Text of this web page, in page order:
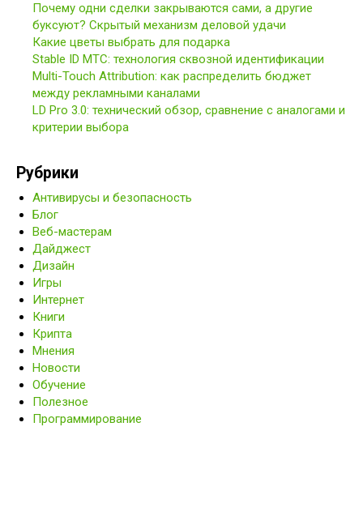
Почему одни сделки закрываются сами, а другие
буксуют? Скрытый механизм деловой удачи
Какие цветы выбрать для подарка
Stable ID МТС: технология сквозной идентификации
Multi-Touch Attribution: как распределить бюджет
между рекламными каналами
LD Pro 3.0: технический обзор, сравнение с аналогами и
критерии выбора
Рубрики
Антивирусы и безопасность
Блог
Веб-мастерам
Дайджест
Дизайн
Игры
Интернет
Книги
Крипта
Мнения
Новости
Обучение
Полезное
Программирование